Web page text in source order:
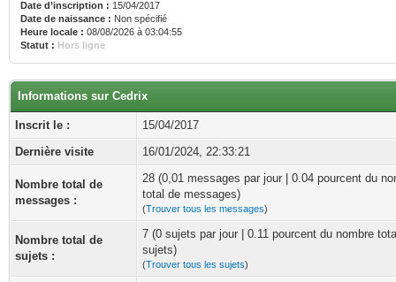
Date d’inscription : 15/04/2017
Date de naissance : Non spécifié
Heure locale : 08/08/2026 à 03:04:55
Statut : Hors ligne
Informations sur Cedrix
Inscrit le :
15/04/2017
Dernière visite
16/01/2024, 22:33:21
Nombre total de
messages :
28 (0,01 messages par jour | 0.04 pourcent du
total de messages)
(Trouver tous les messages)
Nombre total de
sujets :
7 (0 sujets par jour | 0.11 pourcent du nombre
sujets)
(Trouver tous les sujets)